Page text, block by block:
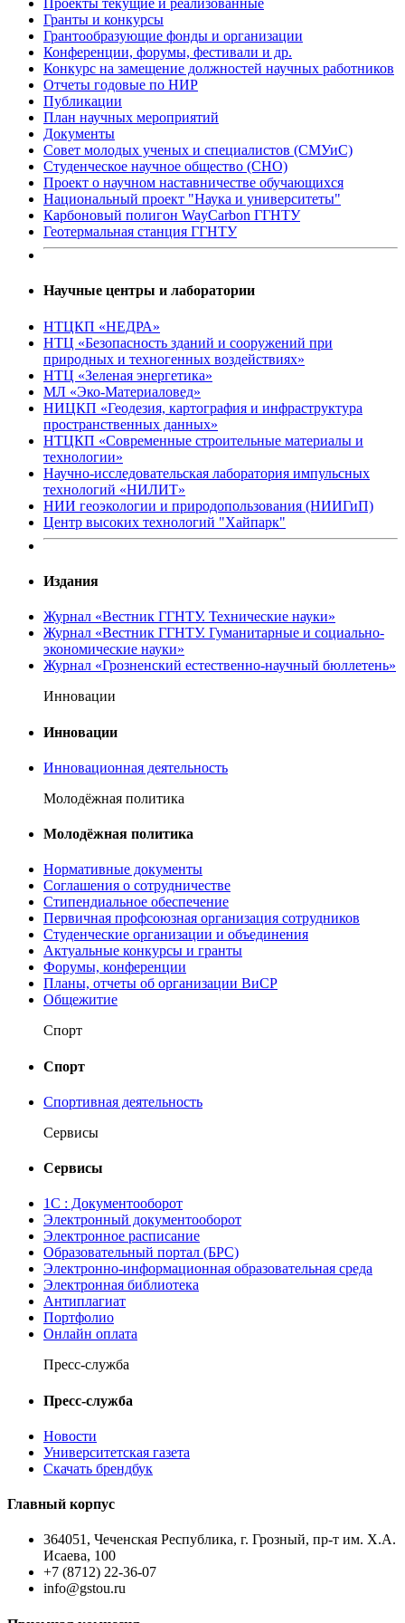
Проекты текущие и реализованные
Гранты и конкурсы
Грантообразующие фонды и организации
Конференции, форумы, фестивали и др.
Конкурс на замещение должностей научных работников
Отчеты годовые по НИР
Публикации
План научныx мероприятий
Документы
Совет молодых ученых и специалистов (СМУиС)
Студенческое научное общество (СНО)
Проект о научном наставничестве обучающихся
Национальный проект "Наука и университеты"
Карбоновый полигон WayCarbon ГГНТУ
Геотермальная станция ГГНТУ
Научные центры и лаборатории
НТЦКП «НЕДРА»
НТЦ «Безопасность зданий и сооружений при
природных и техногенных воздействиях»
НТЦ «Зеленая энергетика»
МЛ «Эко-Материаловед»
НИЦКП «Геодезия, картография и инфраструктура
пространственных данных»
НТЦКП «Современные строительные материалы и
технологии»
Научно-исследовательская лаборатория импульсных
технологий «НИЛИТ»
НИИ геоэкологии и природопользования (НИИГиП)
Центр высоких технологий "Хайпарк"
Издания
Журнал «Вестник ГГНТУ. Технические науки»
Журнал «Вестник ГГНТУ. Гуманитарные и социально-
экономические науки»
Журнал «Грозненский естественно-научный бюллетень»
Инновации
Инновации
Инновационная деятельность
Молодёжная политика
Молодёжная политика
Нормативные документы
Соглашения о сотрудничестве
Стипендиальное обеспечение
Первичная профсоюзная организация сотрудников
Студенческие организации и объединения
Актуальные конкурсы и гранты
Форумы, конференции
Планы, отчеты об организации ВиСР
Общежитие
Спорт
Спорт
Спортивная деятельность
Сервисы
Сервисы
1С : Документооборот
Электронный документооборот
Электронное расписание
Образовательный портал (БРС)
Электронно-информационная образовательная среда
Электронная библиотека
Антиплагиат
Портфолио
Онлайн оплата
Пресс-служба
Пресс-служба
Новости
Университетская газета
Скачать брендбук
Главный корпус
364051, Чеченская Республика, г. Грозный, пр-т им. Х.А.
Исаева, 100
+7 (8712) 22-36-07
info@gstou.ru